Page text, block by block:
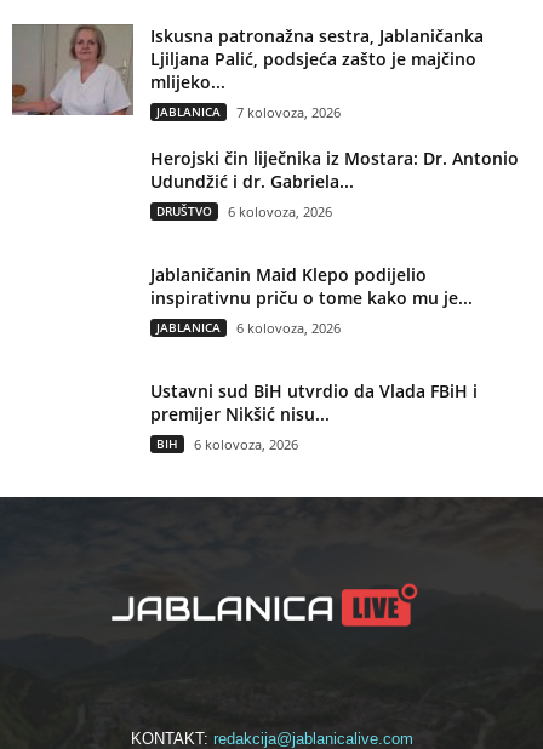
Iskusna patronažna sestra, Jablaničanka
Ljiljana Palić, podsjeća zašto je majčino
mlijeko...
JABLANICA 7 kolovoza, 2026
Herojski čin liječnika iz Mostara: Dr. Antonio
Udundžić i dr. Gabriela...
DRUŠTVO 6 kolovoza, 2026
Jablaničanin Maid Klepo podijelio
inspirativnu priču o tome kako mu je...
JABLANICA 6 kolovoza, 2026
Ustavni sud BiH utvrdio da Vlada FBiH i
premijer Nikšić nisu...
BIH 6 kolovoza, 2026
KONTAKT: redakcija@jablanicalive.com